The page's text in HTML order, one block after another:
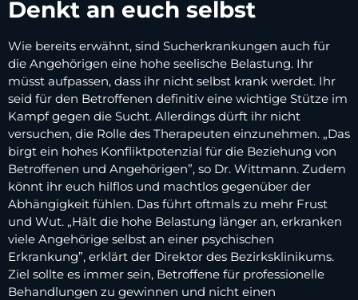
Denkt an euch selbst
Wie bereits erwähnt, sind Sucherkrankungen auch für
die Angehörigen eine hohe seelische Belastung. Ihr
müsst aufpassen, dass ihr nicht selbst krank werdet. Ihr
seid für den Betroffenen definitiv eine wichtige Stütze im
Kampf gegen die Sucht. Allerdings dürft ihr nicht
versuchen, die Rolle des Therapeuten einzunehmen. „Das
birgt ein hohes Konfliktpotenzial für die Beziehung von
Betroffenen und Angehörigen”, so Dr. Wittmann. Zudem
könnt ihr euch hilflos und machtlos gegenüber der
Abhängigkeit fühlen. Das führt oftmals zu mehr Frust
und Wut. „Hält die hohe Belastung länger an, erkranken
viele Angehörige selbst an einer psychischen
Erkrankung”, erklärt der Direktor des Bezirksklinikums.
Ziel sollte es immer sein, Betroffene für professionelle
Behandlungen zu gewinnen und nicht einen